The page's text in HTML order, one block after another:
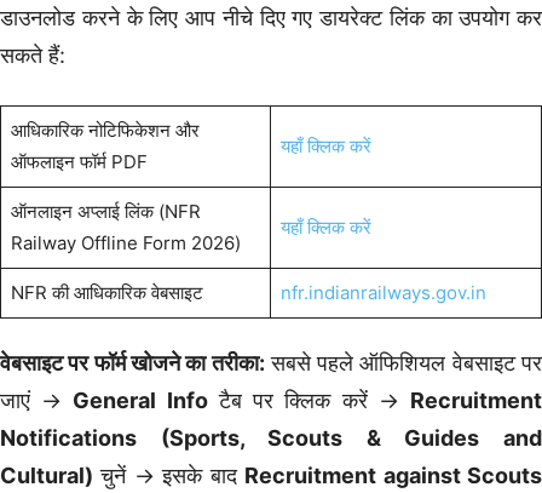
डाउनलोड करने के लिए आप नीचे दिए गए डायरेक्ट लिंक का उपयोग कर
सकते हैं:
आधिकारिक नोटिफिकेशन और
ऑफलाइन फॉर्म PDF
यहाँ क्लिक करें
ऑनलाइन अप्लाई लिंक (NFR
Railway Offline Form 2026)
यहाँ क्लिक करें
NFR की आधिकारिक वेबसाइट nfr.indianrailways.gov.in
वेबसाइट पर फॉर्म खोजने का तरीका: सबसे पहले ऑफिशियल वेबसाइट पर
जाएं -> General Infoटैब पर क्लिक करें -> Recruitment
Notifications (Sports, Scouts & Guides and
Cultural) चुनें -> इसके बाद Recruitment against Scouts